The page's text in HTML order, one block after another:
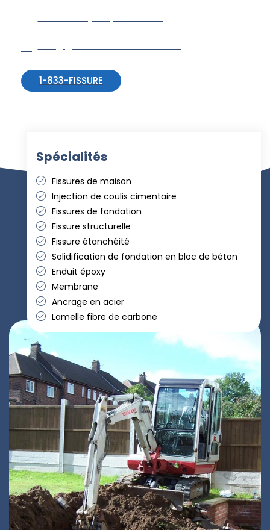
1-833-FISSURE
Spécialités
Fissures de maison
Injection de coulis cimentaire
Fissures de fondation
Fissure structurelle
Fissure étanchéité
Solidification de fondation en bloc de béton
Enduit époxy
Membrane
Ancrage en acier
Lamelle fibre de carbone